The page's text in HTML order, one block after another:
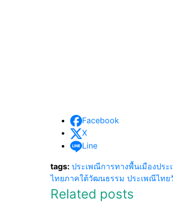
Facebook
X
Line
tags: ประเพณีการทางพื้นเมืองประ
ไทยภาคใต้วัฒนธรรม ประเพณีไทย
Related posts